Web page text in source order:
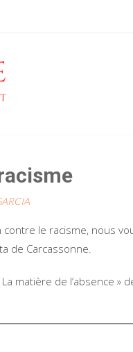
contre le racisme, nous
de Carcassonne.
matière de l’absence »